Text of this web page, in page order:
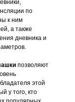
по
к ним
а также
дневника и
позволяют
этой
у того, кто